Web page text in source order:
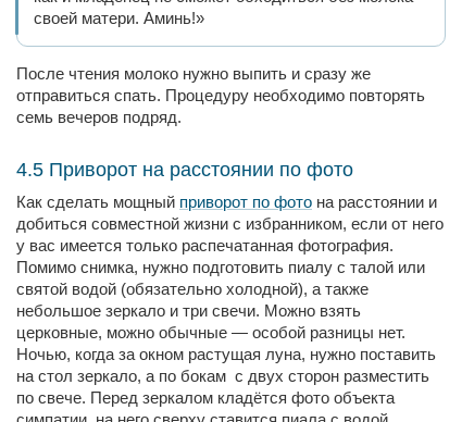
своей матери. Аминь!»
После чтения молоко нужно выпить и сразу же
отправиться спать. Процедуру необходимо повторять
семь вечеров подряд.
4.5 Приворот на расстоянии по фото
Как сделать мощный приворот по фото на расстоянии и
добиться совместной жизни с избранником, если от него
у вас имеется только распечатанная фотография.
Помимо снимка, нужно подготовить пиалу с талой или
святой водой (обязательно холодной), а также
небольшое зеркало и три свечи. Можно взять
церковные, можно обычные — особой разницы нет.
Ночью, когда за окном растущая луна, нужно поставить
на стол зеркало, а по бокам с двух сторон разместить
по свече. Перед зеркалом кладётся фото объекта